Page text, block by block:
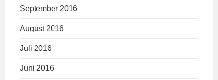
September 2016
August 2016
Juli 2016
Juni 2016